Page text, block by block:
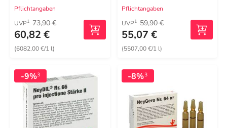
Pflichtangaben
UVP1 73,90 €
60,82 €
(6082,00 €/1 l)
Pflichtangaben
UVP1 59,90 €
55,07 €
(5507,00 €/1 l)
-9%3 -8%3